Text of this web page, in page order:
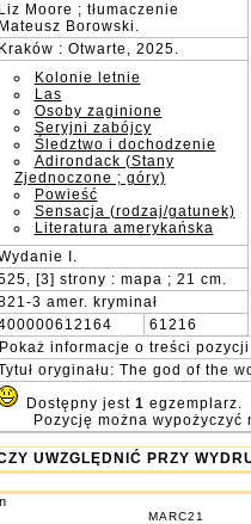
Liz Moore ; tłumaczenie
Mateusz Borowski.
Kraków : Otwarte, 2025.
Kolonie letnie
Las
Osoby zaginione
Seryjni zabójcy
Śledztwo i dochodzenie
Adirondack (Stany
Zjednoczone ; góry)
Powieść
Sensacja (rodzaj/gatunek)
Literatura amerykańska
I.
[3] strony : mapa ; 21 cm.
3 amer. kryminał
61216
Pokaż informacje o treści
oryginału: The god of the
Dostępny jest 1 egzemplarz.
Pozycję można wypożyczyć
UWZGLĘDNIĆ PRZY
MARC21